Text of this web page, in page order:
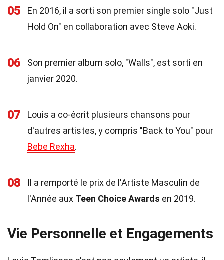
05
En 2016, il a sorti son premier single solo "Just
Hold On" en collaboration avec Steve Aoki.
06
Son premier album solo, "Walls", est sorti en
janvier 2020.
07
Louis a co-écrit plusieurs chansons pour
d'autres artistes, y compris "Back to You" pour
Bebe Rexha.
08
Il a remporté le prix de l'Artiste Masculin de
l'Année aux Teen Choice Awards en 2019.
Vie Personnelle et Engagements